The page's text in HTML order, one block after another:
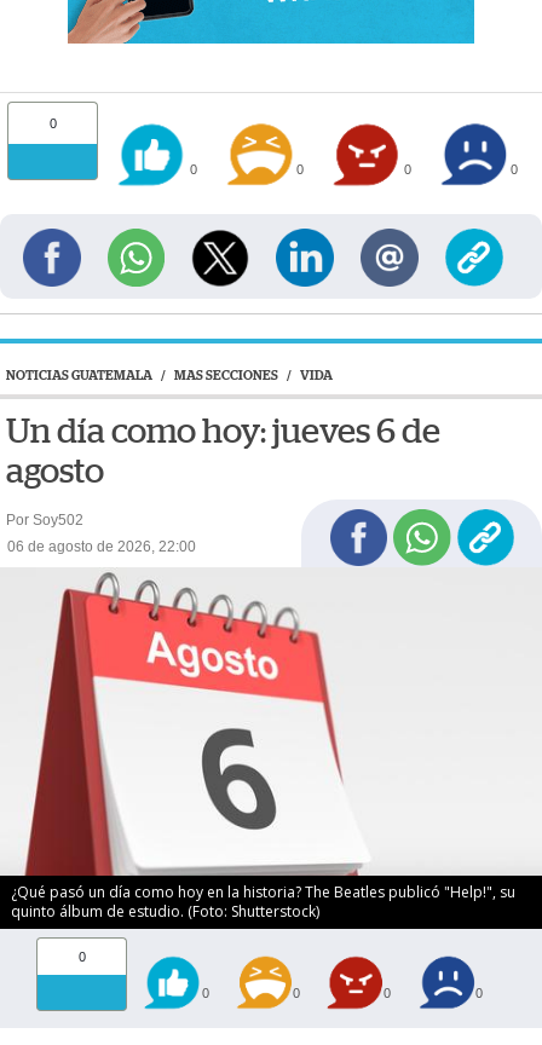
0
0 0 0 0
NOTICIAS GUATEMALA / MAS SECCIONES / VIDA
Un día como hoy: jueves 6 de
agosto
Por Soy502
06 de agosto de 2026, 22:00
¿Qué pasó un día como hoy en la historia? The Beatles publicó "Help!", su
quinto álbum de estudio. (Foto: Shutterstock)
0
0 0 0 0